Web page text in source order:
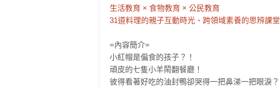
生活教育 × 食物教育 × 公民教育
31道料理的親子互動時光、跨領域素養的思辨課堂
=內容簡介=
小紅帽是偏食的孩子？！
頑皮的七隻小羊鬧翻餐廳！
彼得看著好吃的油封鴨卻哭得一把鼻涕一把眼淚？